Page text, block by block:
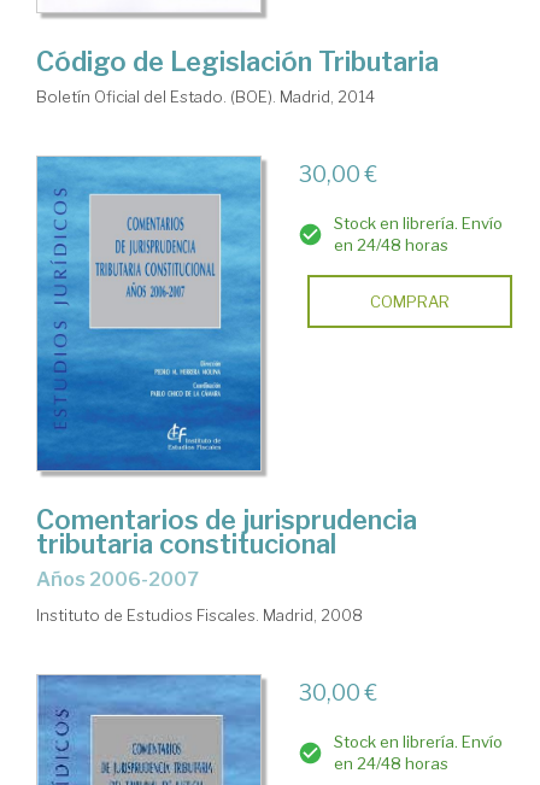
Código de Legislación Tributaria
Boletín Oficial del Estado. (BOE). Madrid, 2014
30,00 €
Stock en librería. Envío
en 24/48 horas
COMPRAR
Comentarios de jurisprudencia
tributaria constitucional
años 2006-2007
Instituto de Estudios Fiscales. Madrid, 2008
30,00 €
Stock en librería. Envío
en 24/48 horas